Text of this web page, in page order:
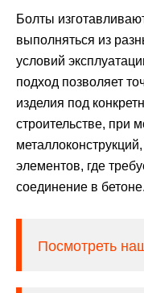
Болты
выполняться из
условий
подход позволяет
изделия под
строительстве, при
элементов, где
соединение в бетоне.
Посмотреть